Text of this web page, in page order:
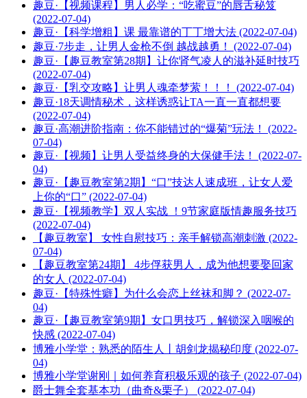
趣豆·【视频课程】男人必学：“吃蜜豆”的唇舌秘笈
(2022-07-04)
趣豆·【科学增粗】课 最靠谱的丁丁增大法 (2022-07-04)
趣豆·7步走，让男人金枪不倒 越战越勇！ (2022-07-04)
趣豆·【趣豆教室第28期】让你肾气凌人的滋补延时技巧
(2022-07-04)
趣豆·【乳交攻略】让男人魂牵梦萦！！！ (2022-07-04)
趣豆·18天调情秘术，这样诱惑让TA一直一直都想要
(2022-07-04)
趣豆·高潮进阶指南：你不能错过的“爆菊”玩法！ (2022-
07-04)
趣豆·【视频】让男人受益终身的大保健手法！ (2022-07-
04)
趣豆·【趣豆教室第2期】“口”技达人速成班，让女人爱
上你的“口” (2022-07-04)
趣豆·【视频教学】双人实战 ！9节家庭版情趣服务技巧
(2022-07-04)
【趣豆教室】 女性自慰技巧：亲手解锁高潮刺激 (2022-
07-04)
【趣豆教室第24期】 4步俘获男人，成为他想要娶回家
的女人 (2022-07-04)
趣豆·【特殊性癖】为什么会恋上丝袜和脚？ (2022-07-
04)
趣豆·【趣豆教室第9期】女口男技巧，解锁深入咽喉的
快感 (2022-07-04)
博雅小学堂：熟悉的陌生人丨胡剑龙揭秘印度 (2022-07-
04)
博雅小学堂谢刚｜如何养育积极乐观的孩子 (2022-07-04)
爵士舞全套基本功（曲奇&栗子） (2022-07-04)